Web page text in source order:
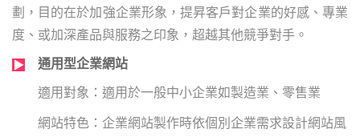
劃，目的在於加強企業形象，提昇客戶對企業的好感、專業
度、或加深產品與服務之印象，超越其他競爭對手。
通用型企業網站
適用於一般中小企業如製造業、零售業
企業網站製作時依個別企業需求設計網站風